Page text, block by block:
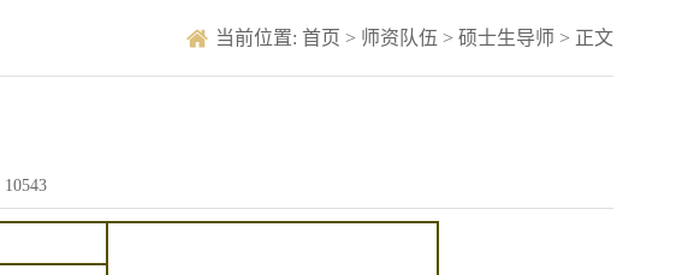
当前位置: 首页 > 师资队伍 > 硕士生导师 > 正文
10543